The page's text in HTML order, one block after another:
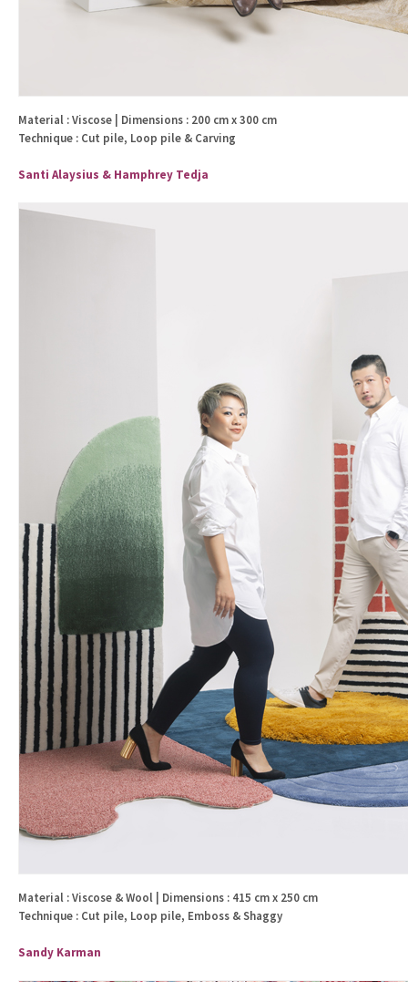
Material : Viscose | Dimensions : 200 cm x 300 cm
Technique : Cut pile, Loop pile & Carving
Santi Alaysius & Hamphrey Tedja
Material : Viscose & Wool | Dimensions : 415 cm x 250 cm
Technique : Cut pile, Loop pile, Emboss & Shaggy
Sandy Karman